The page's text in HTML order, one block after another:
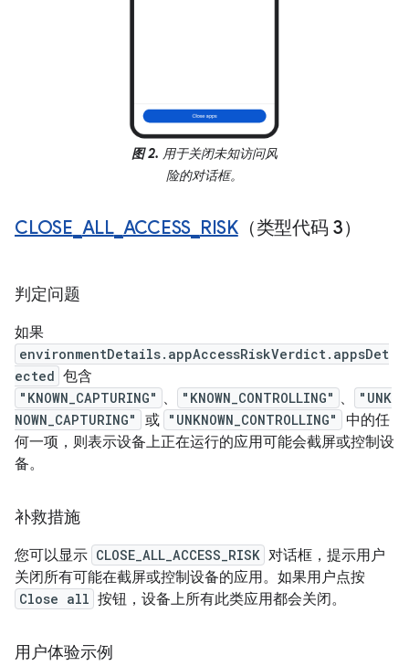
图 2. 用于关闭未知访问风
险的对话框。
CLOSE ALL_ ACCESS RISK（类型代码 3）
判定问题
如果
environmentDetails.appAccessRiskVerdict.appsDet
ected 包含
"KNOWN_CAPTURING" 、 "KNOWN_CONTROLLING" 、
"UNK
NOWN_CAPTURING"
或 "UNKNOWN_CONTROLLING"
中的任
何一项，则表示设备上正在运行的应用可能会截屏或控制设
备。
补救措施
您可以显示 CLOSE_ALL_ACCESS_RISK 对话框，提示用户
关闭所有可能在截屏或控制设备的应用。如果用户点按
Close all 按钮，设备上所有此类应用都会关闭。
用户体验示例